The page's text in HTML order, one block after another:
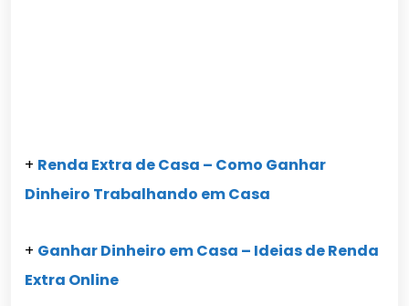
+ Renda Extra de Casa – Como Ganhar
Dinheiro Trabalhando em Casa
+ Ganhar Dinheiro em Casa – Ideias de Renda
Extra Online